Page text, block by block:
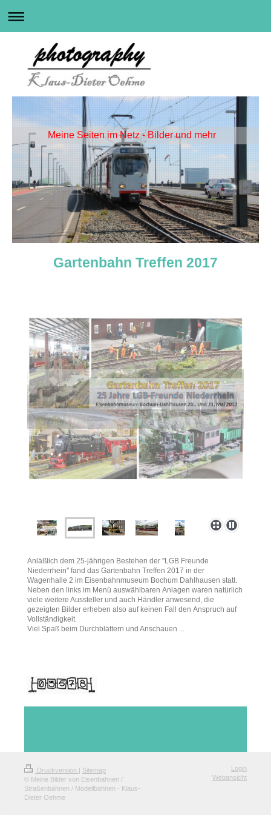
Meine Seiten im Netz - Bilder und mehr
Gartenbahn Treffen 2017
Anläßlich dem 25-jährigen Bestehen der "LGB Freunde
Niederrhein" fand das Gartenbahn Treffen 2017 in der
Wagenhalle 2 im Eisenbahnmuseum Bochum Dahlhausen statt.
Neben den links im Menü auswählbaren Anlagen waren natürlich
viele weitere Aussteller und auch Händler anwesend, die
gezeigten Bilder erheben also auf keinen Fall den Anspruch auf
Vollständigkeit.
Viel Spaß beim Durchblättern und Anschauen ...
Druckversion | Sitemap
© Meine Bilder von Eisenbahnen /
Straßenbahnen / Modellbahnen - Klaus-
Dieter Oehme
Login
Webansicht